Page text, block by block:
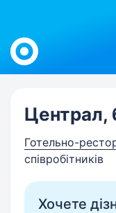
Work.ua
Централ,
Готельно-
співробітників
Хочете